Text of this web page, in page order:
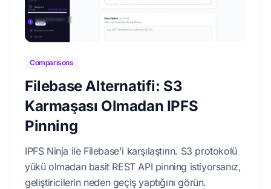
Comparisons
Filebase Alternatifi: S3
Karmaşası Olmadan IPFS
Pinning
IPFS Ninja ile Filebase'i karşılaştırın. S3 protokolü
yükü olmadan basit REST API pinning istiyorsanız,
geliştiricilerin neden geçiş yaptığını görün.